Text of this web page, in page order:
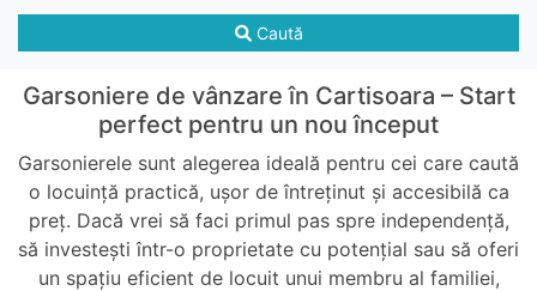
Caută
Garsoniere de vânzare în Cartisoara – Start
perfect pentru un nou început
Garsonierele sunt alegerea ideală pentru cei care caută
o locuință practică, ușor de întreținut și accesibilă ca
preț. Dacă vrei să faci primul pas spre independență,
să investești într-o proprietate cu potențial sau să oferi
un spațiu eficient de locuit unui membru al familiei,